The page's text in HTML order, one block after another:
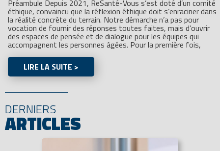
Préambule Depuis 2021, ReSanté-Vous s’est doté d’un comité
éthique, convaincu que la réflexion éthique doit s’enraciner dans
la réalité concrète du terrain. Notre démarche n’a pas pour
vocation de fournir des réponses toutes faites, mais d’ouvrir
des espaces de pensée et de dialogue pour les équipes qui
accompagnent les personnes âgées. Pour la première fois,
LIRE LA SUITE >
DERNIERS
ARTICLES